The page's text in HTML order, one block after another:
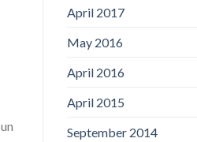
April 2017
May 2016
April 2016
April 2015
September 2014